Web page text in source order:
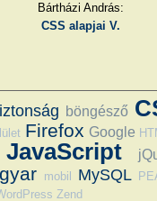
Bártházi András:
CSS alapjai V.
böngésző
Firefox Google
JavaScript
mobil MySQL
Zend